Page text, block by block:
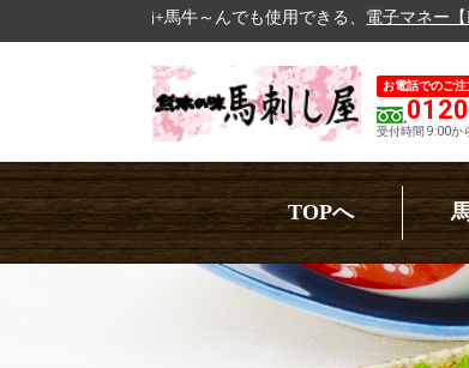
でも使用できる、電子マネー【Bmoney】の運用開始！！
お電話でのご
受付時間 9:00か
TOPへ